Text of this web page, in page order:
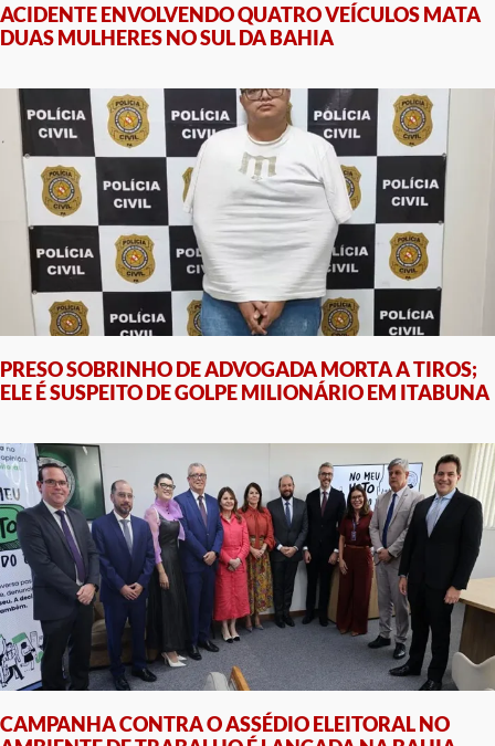
ACIDENTE ENVOLVENDO QUATRO VEÍCULOS MATA
DUAS MULHERES NO SUL DA BAHIA
PRESO SOBRINHO DE ADVOGADA MORTA A TIROS;
ELE É SUSPEITO DE GOLPE MILIONÁRIO EM ITABUNA
CAMPANHA CONTRA O ASSÉDIO ELEITORAL NO